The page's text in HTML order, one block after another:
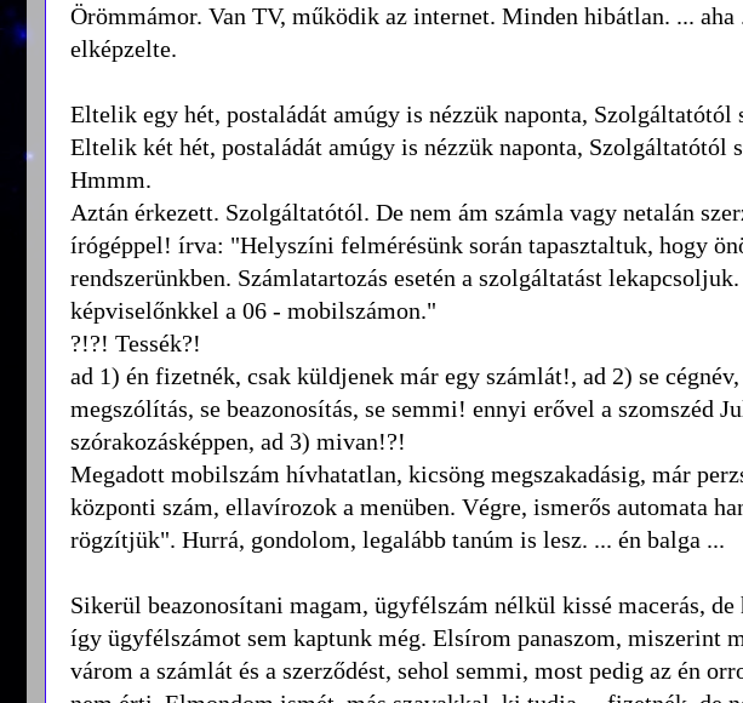
Örömmámor. Van TV, működik az internet. Minden hibátlan. ...
elképzelte.
Eltelik egy hét, postaládát amúgy is nézzük naponta, Szolgáltatótól
Eltelik két hét, postaládát amúgy is nézzük naponta, Szolgáltatótól
Hmmm.
Aztán érkezett. Szolgáltatótól. De nem ám számla vagy netalán
írógéppel! írva: "Helyszíni felmérésünk során tapasztaltuk, hogy
rendszerünkben. Számlatartozás esetén a szolgáltatást
képviselőnkkel a 06 - mobilszámon."
?!?! Tessék?!
ad 1) én fizetnék, csak küldjenek már egy számlát!, ad 2) se
megszólítás, se beazonosítás, se semmi! ennyi erővel a szomszéd
szórakozásképpen, ad 3) mivan!?!
Megadott mobilszám hívhatatlan, kicsöng megszakadásig, már
központi szám, ellavírozok a menüben. Végre, ismerős automata
rögzítjük". Hurrá, gondolom, legalább tanúm is lesz. ... én balga ...
Sikerül beazonosítani magam, ügyfélszám nélkül kissé macerás,
így ügyfélszámot sem kaptunk még. Elsírom panaszom, miszerint
várom a számlát és a szerződést, sehol semmi, most pedig az én